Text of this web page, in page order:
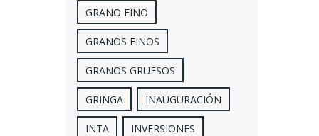
GRANO FINO
GRANOS FINOS
GRANOS GRUESOS
GRINGA INAUGURACIÓN
INTA INVERSIONES